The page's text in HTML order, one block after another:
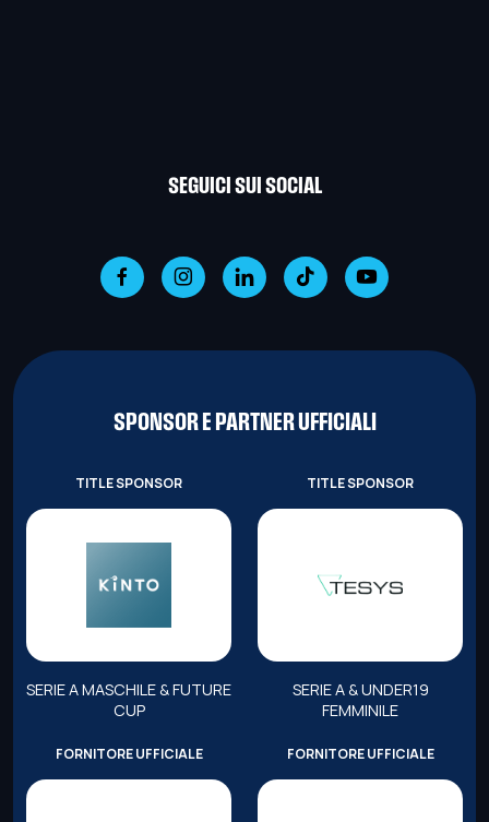
SEGUICI SUI SOCIAL
SPONSOR E PARTNER UFFICIALI
TITLE SPONSOR
SERIE A MASCHILE & FUTURE
CUP
TITLE SPONSOR
SERIE A & UNDER19
FEMMINILE
FORNITORE UFFICIALE FORNITORE UFFICIALE